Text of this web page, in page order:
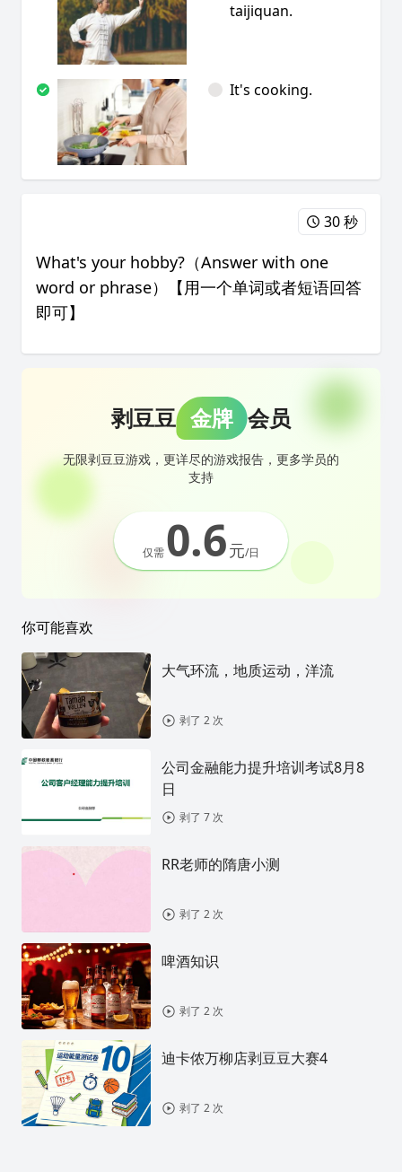
taijiquan.
It's cooking.
30 秒
What's your hobby?（Answer with one
word or phrase）【用一个单词或者短语回答
即可】
剥豆豆 金牌 会员
无限剥豆豆游戏，更详尽的游戏报告，更多学员的
支持
仅需0.6元/日
你可能喜欢
大气环流，地质运动，洋流
剥了 2 次
公司金融能力提升培训考试8月8
日
剥了 7 次
RR老师的隋唐小测
剥了 2 次
啤酒知识
剥了 2 次
迪卡侬万柳店剥豆豆大赛4
剥了 2 次